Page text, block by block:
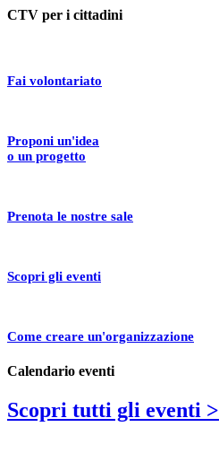
CTV per i cittadini
Fai volontariato
Proponi un'idea
o un progetto
Prenota le nostre sale
Scopri gli eventi
Come creare un'organizzazione
Calendario eventi
Scopri tutti gli eventi >